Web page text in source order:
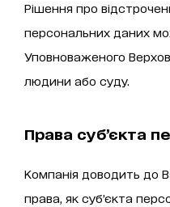
Рішення про
персональних даних
Уповноваженого
людини або суду.
Права суб’єкта
Компанія доводить до
права, як суб’єкта